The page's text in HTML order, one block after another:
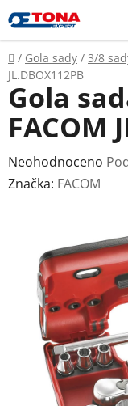
Přejít
na
obsah
Domů
/ Gola sady / 3/8
JL.DBOX112PB
Gola
FACOM
Průměrné
hodnocení
hvězdiček.
Neohodnoceno
Značka: FACOM